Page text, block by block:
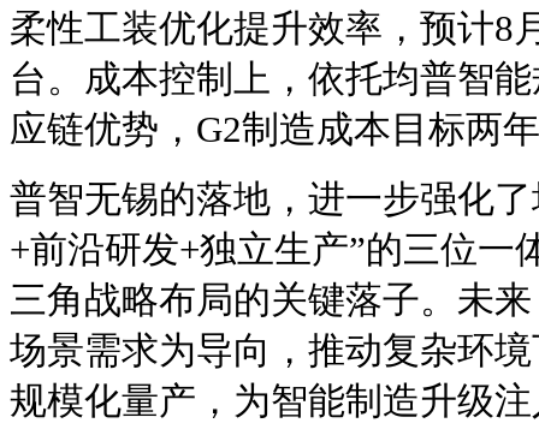
柔性工装优化提升效率，预计8
台。成本控制上，依托均普智
应链优势，G2制造成本目标两
普智无锡的落地，进一步强化
+前沿研发+独立生产”的三位一
三角战略布局的关键落子。未
场景需求为导向，推动复杂环
规模化量产，为智能制造升级